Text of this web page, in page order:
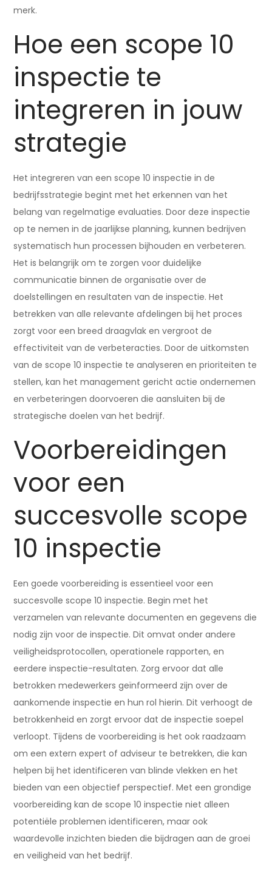
merk.
Hoe een scope 10
inspectie te
integreren in jouw
strategie
Het integreren van een scope 10 inspectie in de
bedrijfsstrategie begint met het erkennen van het
belang van regelmatige evaluaties. Door deze inspectie
op te nemen in de jaarlijkse planning, kunnen bedrijven
systematisch hun processen bijhouden en verbeteren.
Het is belangrijk om te zorgen voor duidelijke
communicatie binnen de organisatie over de
doelstellingen en resultaten van de inspectie. Het
betrekken van alle relevante afdelingen bij het proces
zorgt voor een breed draagvlak en vergroot de
effectiviteit van de verbeteracties. Door de uitkomsten
van de scope 10 inspectie te analyseren en prioriteiten te
stellen, kan het management gericht actie ondernemen
en verbeteringen doorvoeren die aansluiten bij de
strategische doelen van het bedrijf.
Voorbereidingen
voor een
succesvolle scope
10 inspectie
Een goede voorbereiding is essentieel voor een
succesvolle scope 10 inspectie. Begin met het
verzamelen van relevante documenten en gegevens die
nodig zijn voor de inspectie. Dit omvat onder andere
veiligheidsprotocollen, operationele rapporten, en
eerdere inspectie-resultaten. Zorg ervoor dat alle
betrokken medewerkers geïnformeerd zijn over de
aankomende inspectie en hun rol hierin. Dit verhoogt de
betrokkenheid en zorgt ervoor dat de inspectie soepel
verloopt. Tijdens de voorbereiding is het ook raadzaam
om een extern expert of adviseur te betrekken, die kan
helpen bij het identificeren van blinde vlekken en het
bieden van een objectief perspectief. Met een grondige
voorbereiding kan de scope 10 inspectie niet alleen
potentiële problemen identificeren, maar ook
waardevolle inzichten bieden die bijdragen aan de groei
en veiligheid van het bedrijf.